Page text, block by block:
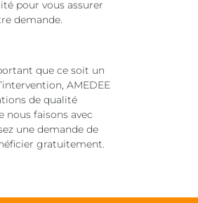
pour vous assurer
demande.
que ce soit un
AMEDEE
de qualité
nous faisons avec
une demande de
gratuitement.